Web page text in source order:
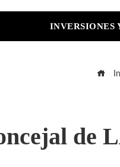
INVERSIONES
de